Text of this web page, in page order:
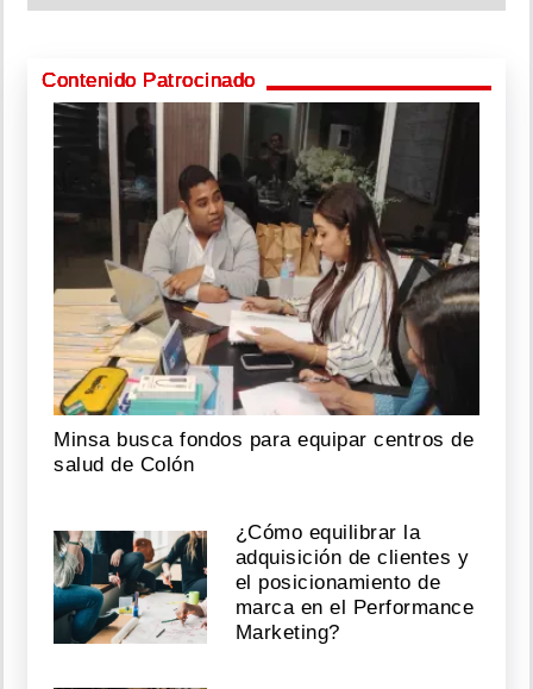
Contenido Patrocinado
Minsa busca fondos para equipar centros de
salud de Colón
¿Cómo equilibrar la
adquisición de clientes y
el posicionamiento de
marca en el Performance
Marketing?